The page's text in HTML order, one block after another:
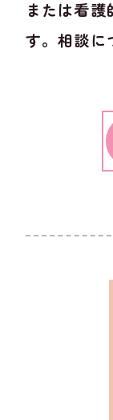
または看
す。相談に